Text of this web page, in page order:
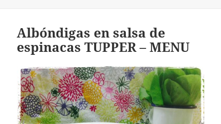
Albóndigas en salsa de
espinacas TUPPER – MENU